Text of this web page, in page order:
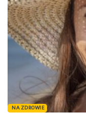
NA ZDROWIE